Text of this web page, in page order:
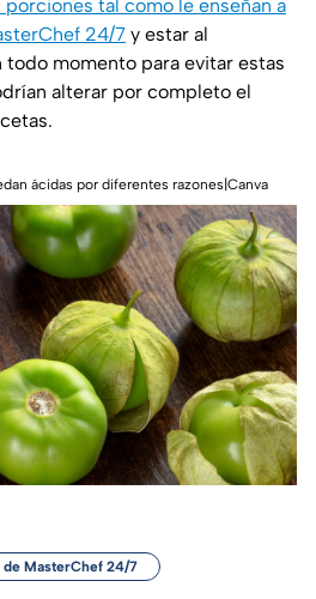
tal como le enseñan a
24/7 y estar al
momento para evitar estas
alterar por completo el
ácidas por diferentes razones|Canva
de MasterChef 24/7